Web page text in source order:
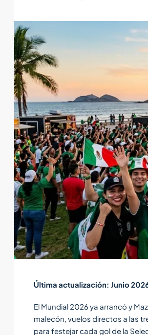
Última actualización: Junio
El Mundial 2026 ya arrancó y
malecón, vuelos directos a las
para festejar cada gol de la